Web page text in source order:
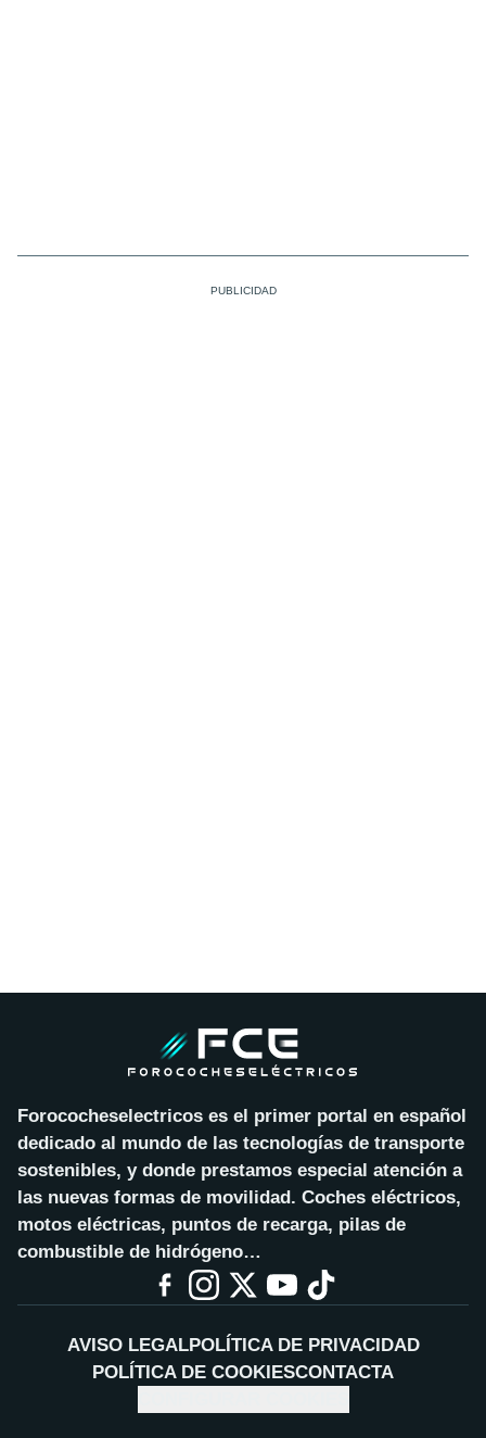
Forococheselectricos es el primer portal en español
dedicado al mundo de las tecnologías de transporte
sostenibles, y donde prestamos especial atención a
las nuevas formas de movilidad. Coches eléctricos,
motos eléctricas, puntos de recarga, pilas de
combustible de hidrógeno…
AVISO LEGALPOLÍTICA DE PRIVACIDAD
POLÍTICA DE COOKIESCONTACTA